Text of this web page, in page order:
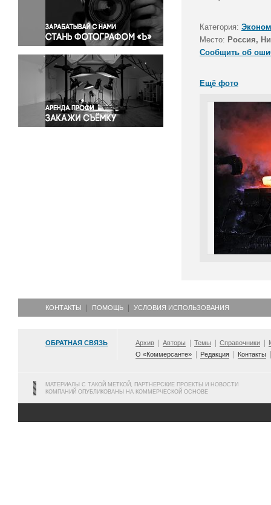
Правосудие
Происшествия и конфликты
Религия
Светская жизнь
Спорт
Экология
Экономика и бизнес
Категория:
Место: Россия,
Сообщить об
Ещё фото
КОНТАКТЫ ПОМОЩЬ УСЛОВИЯ ИСПОЛЬЗОВАНИЯ
ОБРАТНАЯ СВЯЗЬ Архив Авторы Темы Справочники
О «Коммерсанте»
Редакция Контакты
МАТЕРИАЛЫ С ТАКОЙ МЕТКОЙ, ПАРТНЕРСКИЕ ПРОЕКТЫ И НОВОСТИ
КОМПАНИЙ ОПУБЛИКОВАНЫ НА КОММЕРЧЕСКОЙ ОСНОВЕ